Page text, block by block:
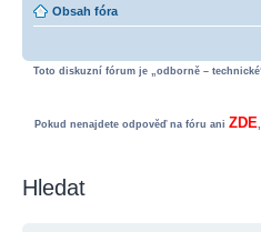
Obsah fóra
Toto diskuzní fórum je „odborně –
Pokud nenajdete odpověď na fóru ani ZDE
Hledat